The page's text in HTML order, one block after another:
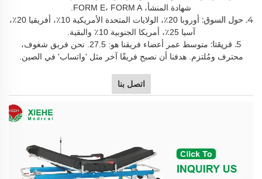
شهادة المنشأ، FORM E، FORM A.
4. حول السوق:
أوروبا 20٪، الولايات المتحدة الأمريكية 10٪، أفريقيا 20٪،
آسيا 25٪، أمريكا الجنوبية 10٪ والبقية.
5. فريقنا:
متوسط عمر أعضاء فريقنا هو: 27.5. نحن فريق شغوف،
محترف ومُلتزم. هدفنا أن نصبح فريقًا آخر مثل 'واتساب' في الصين.
اتصل بنا